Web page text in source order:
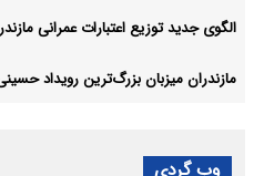
الگوی جدید توزیع اعتبارات عمرانی مازندران برای
مازندران میزبان بزرگ‌ترین رویداد
وب گردی